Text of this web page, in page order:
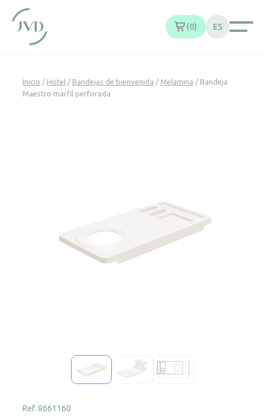
0 ES
Inicio / Hotel / Bandejas de bienvenida / Melamina / Bandeja
Maestro marfil perforada
Ref. 8661160
Panel de gestión de cookies